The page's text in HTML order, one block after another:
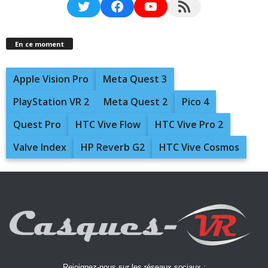
TwitterFacebookYouTubeRSS Feed
En ce moment
Apple Vision Pro
Meta Quest 3
PlayStation VR 2
Meta Quest 2
Pico 4
Quest Pro
HTC Vive Flow
HTC Vive Pro 2
Valve Index
HP Reverb G2 HTC Vive Cosmos